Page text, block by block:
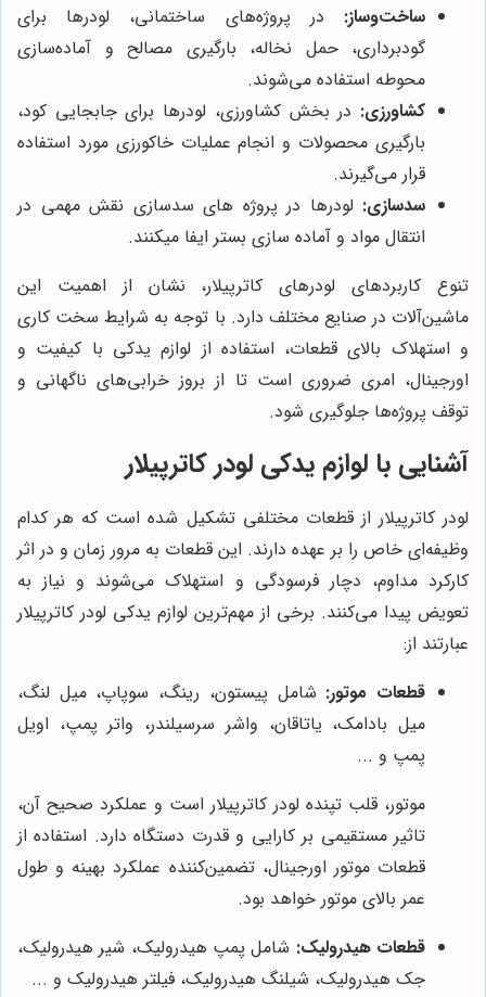
ساخت‌وساز: در پروژه‌های ساختمانی، لودرها برای
گودبرداری، حمل نخاله، بارگیری مصالح و آماده‌سازی
محوطه استفاده می‌شوند.
کشاورزی: در بخش کشاورزی، لودرها برای جابجایی کود،
بارگیری محصولات و انجام عملیات خاکورزی مورد استفاده
قرار می‌گیرند.
سدسازی: لودرها در پروژه های سدسازی نقش مهمی در
انتقال مواد و آماده سازی بستر ایفا میکنند.
تنوع کاربردهای لودرهای کاترپیلار، نشان از اهمیت این
ماشین‌آلات در صنایع مختلف دارد. با توجه به شرایط سخت کاری
و استهلاک بالای قطعات، استفاده از لوازم یدکی با کیفیت و
اورجینال، امری ضروری است تا از بروز خرابی‌های ناگهانی و
توقف پروژه‌ها جلوگیری شود.
آشنایی با لوازم یدکی لودر کاترپیلار
لودر کاترپیلار از قطعات مختلفی تشکیل شده است که هر کدام
وظیفه‌ای خاص را بر عهده دارند. این قطعات به مرور زمان و در اثر
کارکرد مداوم، دچار فرسودگی و استهلاک می‌شوند و نیاز به
تعویض پیدا می‌کنند. برخی از مهم‌ترین لوازم یدکی لودر کاترپیلار
عبارتند از:
قطعات موتور: شامل پیستون، رینگ، سوپاپ، میل لنگ،
میل بادامک، یاتاقان، واشر سرسیلندر، واتر پمپ، اویل
پمپ و ...
موتور، قلب تپنده لودر کاترپیلار است و عملکرد صحیح آن،
تاثیر مستقیمی بر کارایی و قدرت دستگاه دارد. استفاده از
قطعات موتور اورجینال، تضمین‌کننده عملکرد بهینه و طول
عمر بالای موتور خواهد بود.
قطعات هیدرولیک: شامل پمپ هیدرولیک، شیر هیدرولیک،
جک هیدرولیک، شیلنگ هیدرولیک، فیلتر هیدرولیک و ...